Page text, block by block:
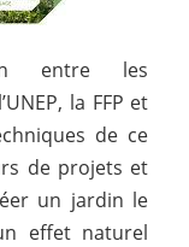
entre les
la FFP et
de ce
de projets et
un jardin le
effet naturel